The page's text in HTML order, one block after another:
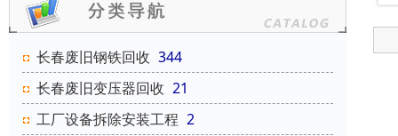
长春废旧钢铁回收 344
长春废旧变压器回收 21
工厂设备拆除安装工程 2